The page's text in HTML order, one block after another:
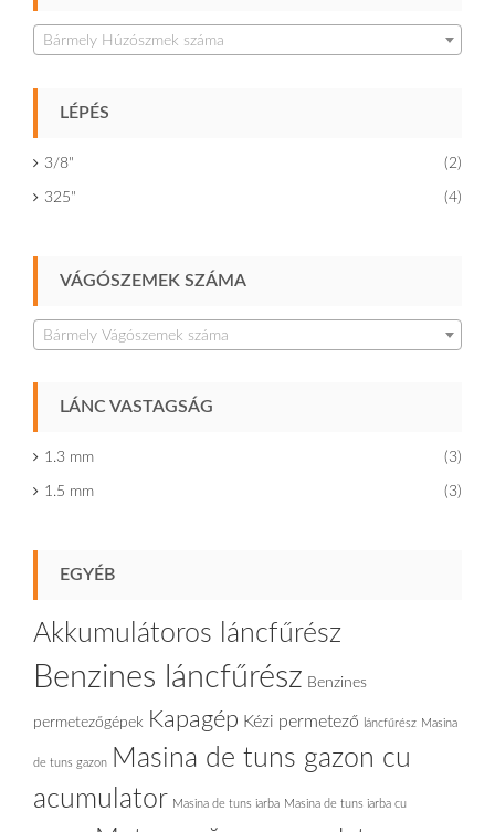
Bármely Húzószmek száma
LÉPÉS
3/8" (2)
325" (4)
VÁGÓSZEMEK SZÁMA
Bármely Vágószemek száma
LÁNC VASTAGSÁG
1.3 mm (3)
1.5 mm (3)
EGYÉB
Akkumulátoros láncfűrész
Benzines láncfűrész Benzines
permetezőgépek Kapagép Kézi permetező láncfűrész Masina
de tuns gazon
Masina de tuns gazon cu
acumulator Masina de tuns iarba Masina de tuns iarba cu